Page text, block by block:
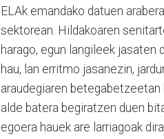
ELAk emandako datuen
sektorean. Hildakoaren
harago, egun langileek
hau, lan erritmo jasanezin,
araudegiaren
alde batera begiratzen duen
egoera hauek are larriagoak